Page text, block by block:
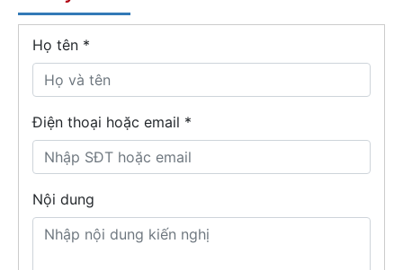
Họ tên *
Điện thoại hoặc email *
Nội dung